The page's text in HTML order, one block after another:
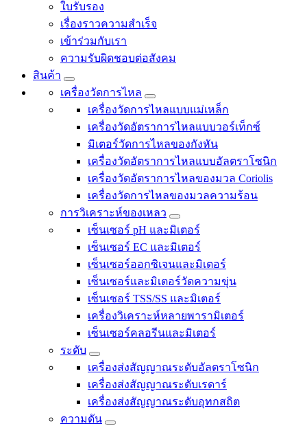
ใบรับรอง
เรื่องราวความสำเร็จ
เข้าร่วมกับเรา
ความรับผิดชอบต่อสังคม
สินค้า
เครื่องวัดการไหล
เครื่องวัดการไหลแบบแม่เหล็ก
เครื่องวัดอัตราการไหลแบบวอร์เท็กซ์
มิเตอร์วัดการไหลของกังหัน
เครื่องวัดอัตราการไหลแบบอัลตราโซนิก
เครื่องวัดอัตราการไหลของมวล Coriolis
เครื่องวัดการไหลของมวลความร้อน
การวิเคราะห์ของเหลว
เซ็นเซอร์ pH และมิเตอร์
เซ็นเซอร์ EC และมิเตอร์
เซ็นเซอร์ออกซิเจนและมิเตอร์
เซ็นเซอร์และมิเตอร์วัดความขุ่น
เซ็นเซอร์ TSS/SS และมิเตอร์
เครื่องวิเคราะห์หลายพารามิเตอร์
เซ็นเซอร์คลอรีนและมิเตอร์
ระดับ
เครื่องส่งสัญญาณระดับอัลตราโซนิก
เครื่องส่งสัญญาณระดับเรดาร์
เครื่องส่งสัญญาณระดับอุทกสถิต
ความดัน